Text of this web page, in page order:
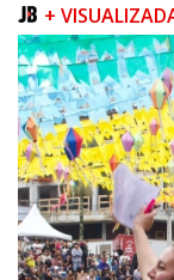
07/08/2026 | 07:00
Sala do
gratuitas para agosto
NAVEGANTES
+